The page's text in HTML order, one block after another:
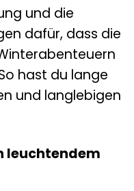
und die
dafür, dass die
hast du lange
und langlebigen
leuchtendem